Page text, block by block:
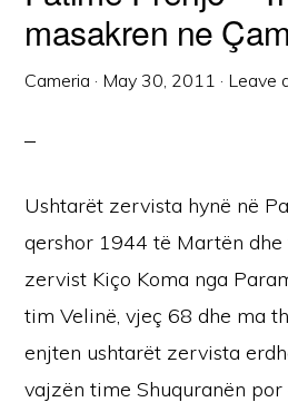
masakren ne
Cameria · May 30, 2011 · Leave
Ushtarët zervista hynë në
qershor 1944 të Martën dhe
zervist Kiço Koma nga
tim Velinë, vjeç 68 dhe ma
enjten ushtarët zervista
vajzën time Shuquranën por